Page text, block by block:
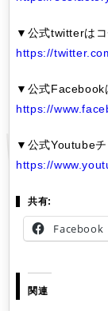
▼公式twitterはコ
https://
▼公式Facebook
https://
▼公式Youtubeチ
https://
共有:
Facebook
関連